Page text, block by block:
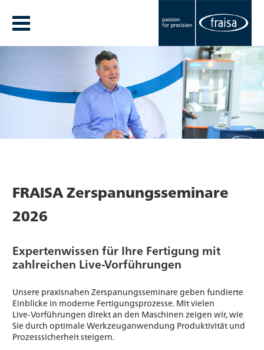
FRAISA Zerspanungsseminare
2026
Expertenwissen für Ihre Fertigung mit
zahlreichen Live-Vorführungen
Unsere praxisnahen Zerspanungsseminare geben fundierte
Einblicke in moderne Fertigungsprozesse. Mit vielen
Live‑Vorführungen direkt an den Maschinen zeigen wir, wie
Sie durch optimale Werkzeuganwendung Produktivität und
Prozesssicherheit steigern.